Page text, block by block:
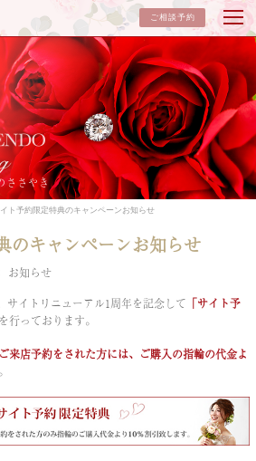
ご相談予約
ト予約限定特典のキャンペーンお知らせ
ささやき
のキャンペーンお知らせ
お知らせ
イトリニューアル1周年を記念して 「サイト予
行っております。
来店予約をされた方には、ご購入の指輪の代金よ